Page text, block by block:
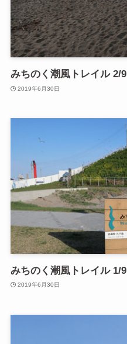
みちのく潮風トレイル 2/9
2019年6月30日
みちのく潮風トレイル 1/9
2019年6月30日